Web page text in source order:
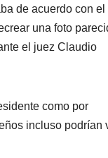
de acuerdo con el
una foto
el juez Claudio
como por
incluso podrían